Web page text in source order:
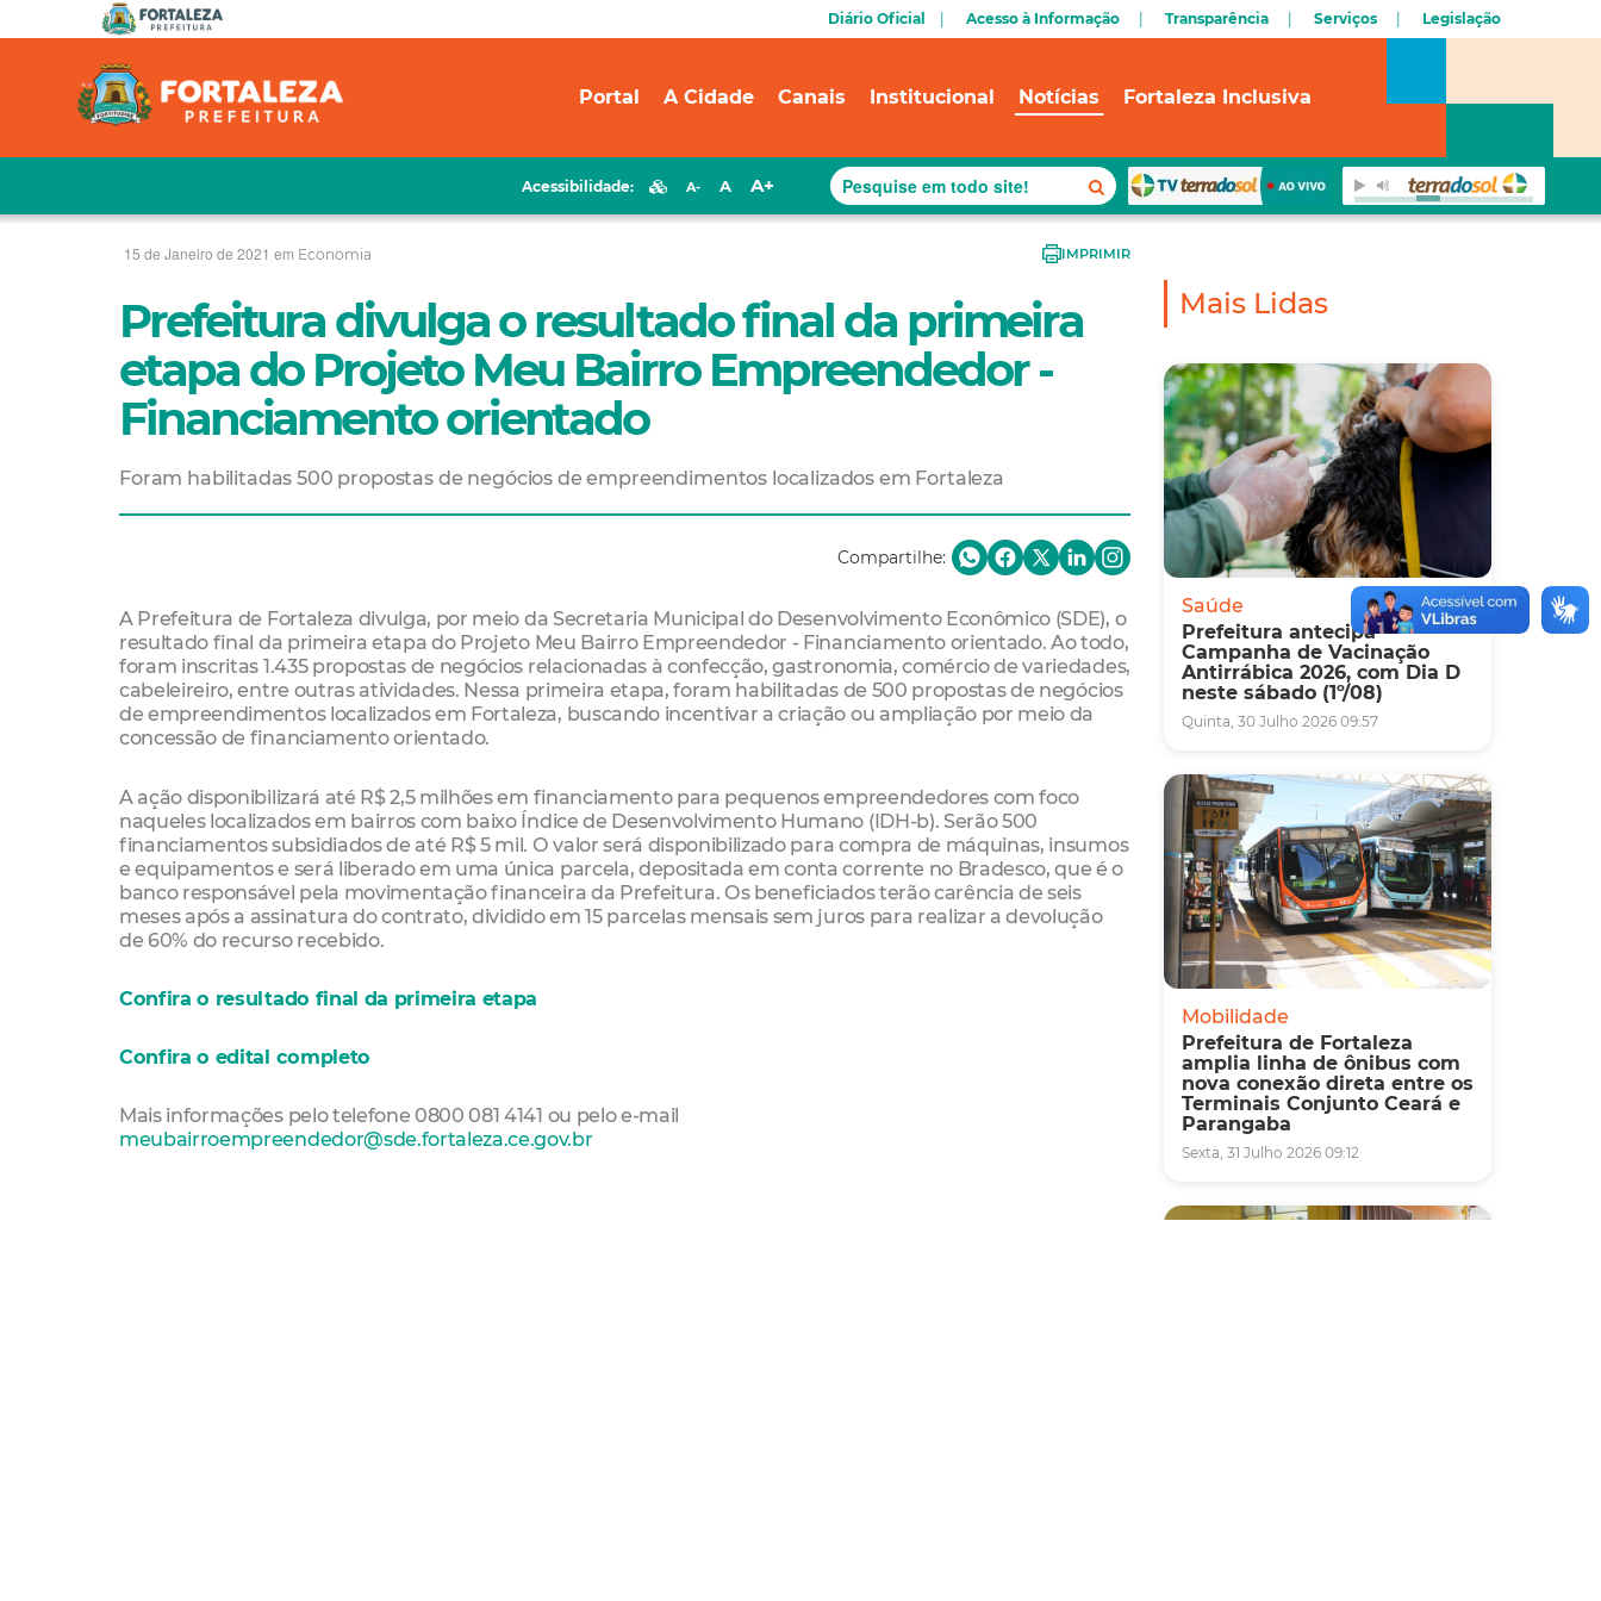
Diário Oficial Acesso à Informação Transparência Serviços Legislação
Portal A Cidade Canais Institucional Notícias Fortaleza Inclusiva
Acessibilidade: A- A A+
15 de Janeiro de 2021 em Economia IMPRIMIR
Prefeitura divulga o resultado final da primeira
etapa do Projeto Meu Bairro Empreendedor -
Financiamento orientado
Foram habilitadas 500 propostas de negócios de empreendimentos localizados em Fortaleza
Compartilhe:
A Prefeitura de Fortaleza divulga, por meio da Secretaria Municipal do Desenvolvimento Econômico (SDE), o
resultado final da primeira etapa do Projeto Meu Bairro Empreendedor - Financiamento orientado. Ao todo,
foram inscritas 1.435 propostas de negócios relacionadas à confecção, gastronomia, comércio de variedades,
cabeleireiro, entre outras atividades. Nessa primeira etapa, foram habilitadas de 500 propostas de negócios
de empreendimentos localizados em Fortaleza, buscando incentivar a criação ou ampliação por meio da
concessão de financiamento orientado.
A ação disponibilizará até R$ 2,5 milhões em financiamento para pequenos empreendedores com foco
naqueles localizados em bairros com baixo Índice de Desenvolvimento Humano (IDH-b). Serão 500
financiamentos subsidiados de até R$ 5 mil. O valor será disponibilizado para compra de máquinas, insumos
e equipamentos e será liberado em uma única parcela, depositada em conta corrente no Bradesco, que é o
banco responsável pela movimentação financeira da Prefeitura. Os beneficiados terão carência de seis
meses após a assinatura do contrato, dividido em 15 parcelas mensais sem juros para realizar a devolução
de 60% do recurso recebido.
Confira o resultado final da primeira etapa
Confira o edital completo
Mais informações pelo telefone 0800 081 4141 ou pelo e-mail
meubairroempreendedor@sde.fortaleza.ce.gov.br
Mais Lidas
Saúde
Prefeitura antecipa
Campanha de Vacinação
Antirrábica 2026, com Dia D
neste sábado (1º/08)
Quinta, 30 Julho 2026 09:57
Mobilidade
Prefeitura de Fortaleza
amplia linha de ônibus com
nova conexão direta entre os
Terminais Conjunto Ceará e
Parangaba
Sexta, 31 Julho 2026 09:12